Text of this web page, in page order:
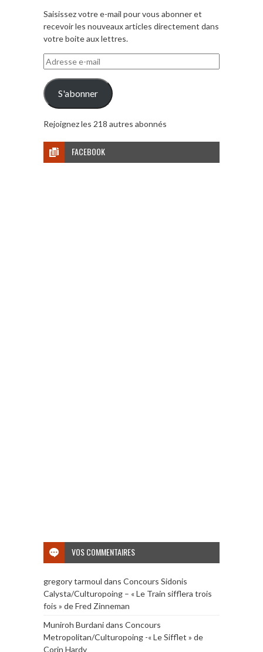
Saisissez votre e-mail pour vous abonner et
recevoir les nouveaux articles directement dans
votre boite aux lettres.
Adresse
e-
mail
S'abonner
Rejoignez les 218 autres abonnés
FACEBOOK
VOS COMMENTAIRES
gregory tarmoul dans Concours Sidonis
Calysta/Culturopoing – « Le Train sifflera trois
fois » de Fred Zinneman
Muniroh Burdanidans Concours
Metropolitan/Culturopoing -« Le Sifflet » de
Corin Hardy